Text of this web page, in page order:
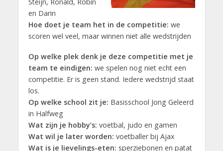
en Darin
Hoe doet je team het in de competitie: we
scoren wel veel, maar winnen niet alle wedstrijden
Op welke plek denk je deze competitie met je
team te eindigen: we spelen nog niet echt een
competitie. Er is geen stand. Iedere wedstrijd staat
los.
Op welke school zit je: Basisschool Jong Geleerd
in Halfweg
Wat zijn je hobby’s: voetbal, judo en gamen
Wat wil je later worden: voetballer bij Ajax
Wat is je lievelings-eten: sperziebonen en patat